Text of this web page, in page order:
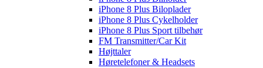
iPhone 8 Plus Biloplader
iPhone 8 Plus Cykelholder
iPhone 8 Plus Sport tilbehør
FM Transmitter/Car Kit
Højttaler
Høretelefoner & Headsets